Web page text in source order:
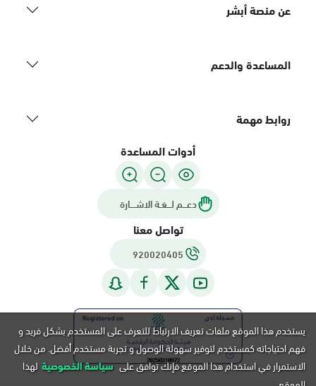
عن منصة أبشر
المساعدة والدعم
روابط مهمة
أدوات المساعدة
دعـــم لـــغـة الاشــــارة
تواصل معنا
920020405
يستخدم هذا الموقع ملفات تعريف الارتباط للتعرف على المستخدم بشكل فريد و
فهم احتياجاته كمستخدم لتوفير سهولة الوصول و تجربة مستخدم أفضل. من خلال
الاستمرار في استخدام هذا الموقع فإنك توافق على سياسة الخصوصية لهذا